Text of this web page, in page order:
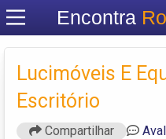
Encontra
Lucimóveis E
Escritório
Compartilhar